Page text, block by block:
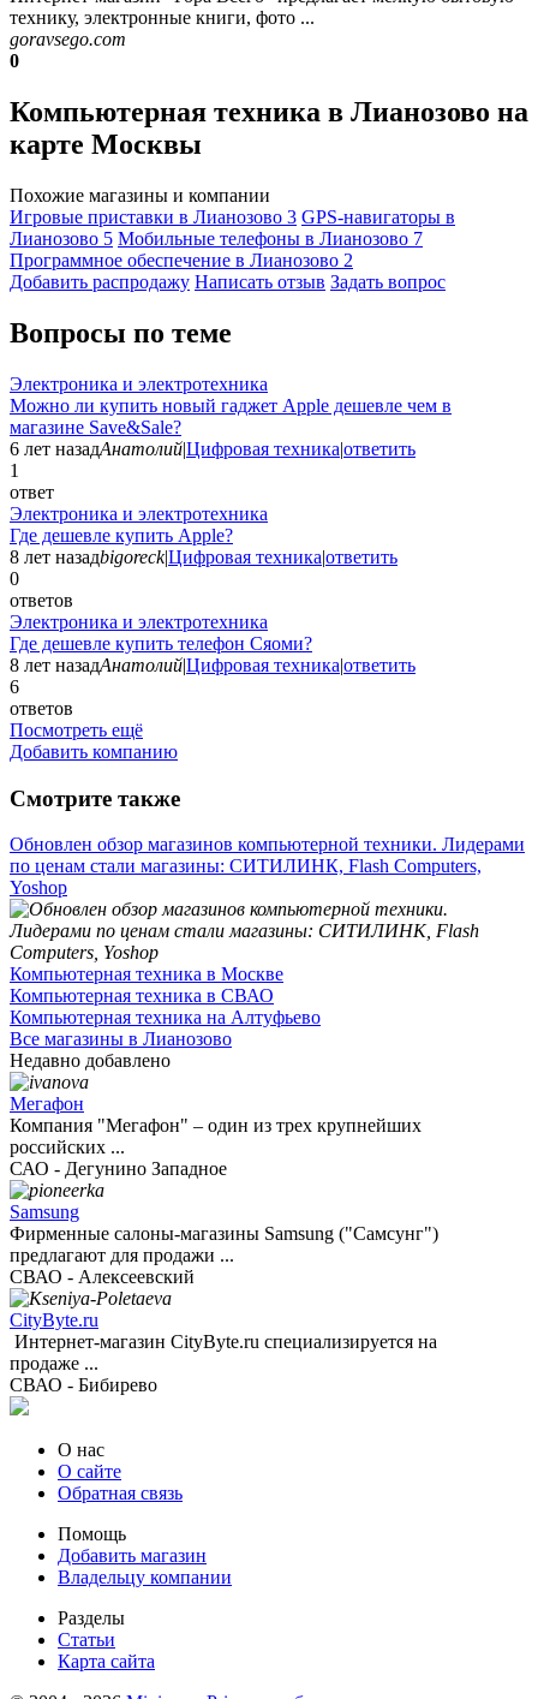
технику, электронные книги, фото ...
goravsego.com
0
Компьютерная техника в Лианозово на
карте Москвы
Похожие магазины и компании
Игровые приставки в Лианозово 3 GPS-навигаторы в
Лианозово 5 Мобильные телефоны в Лианозово 7
Программное обеспечение в Лианозово 2
Добавить раcпродажу Написать отзыв Задать вопрос
Вопросы по теме
Электроника и электротехника
Можно ли купить новый гаджет Apple дешевле чем в
магазине Save&Sale?
6 лет назадАнатолий|Цифровая техника|ответить
1
ответ
Электроника и электротехника
Где дешевле купить Apple?
8 лет назадbigoreck|Цифровая техника|ответить
0
ответов
Электроника и электротехника
Где дешевле купить телефон Сяоми?
8 лет назадАнатолий|Цифровая техника|ответить
6
ответов
Посмотреть ещё
Добавить компанию
Смотрите также
Обновлен обзор магазинов компьютерной техники. Лидерами
по ценам стали магазины: СИТИЛИНК, Flash Computers,
Yoshop
Компьютерная техника в Москве
Компьютерная техника в СВАО
Компьютерная техника на Алтуфьево
Все магазины в Лианозово
Недавно добавлено
Мегафон
Компания "Мегафон" – один из трех крупнейших
российских ...
САО - Дегунино Западное
Samsung
Фирменные салоны-магазины Samsung ("Самсунг")
предлагают для продажи ...
СВАО - Алексеевский
CityByte.ru
Интернет-магазин CityByte.ru специализируется на
продаже ...
СВАО - Бибирево
О нас
О сайте
Обратная связь
Помощь
Добавить магазин
Владельцу компании
Разделы
Статьи
Карта сайта